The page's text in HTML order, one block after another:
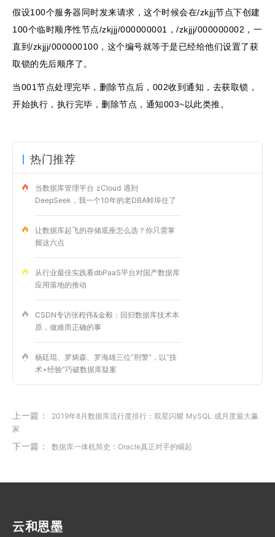
假设100个服务器同时发来请求，这个时候会在/zkjjj节点下创建
100个临时顺序性节点/zkjjj/000000001，/zkjjj/000000002，一
直到/zkjjj/000000100，这个编号就等于是已经给他们设置了获
取锁的先后顺序了。
当001节点处理完毕，删除节点后，002收到通知，去获取锁，
开始执行，执行完毕，删除节点，通知003~以此类推。
热门推荐
当数据库管理平台 zCloud 遇到
DeepSeek，我一个10年的老DBA蚌埠住了
让数据库起飞的存储底座怎么选？你只需掌
握这六点
从行业最佳实践看dbPaaS平台对国产数据库
应用落地的推动
CSDN专访张程伟&金毅：回归数据库技术本
原，做难而正确的事
杨廷琨、罗炳森、罗海雄三位“刑警”，以“技
术+经验”巧破数据库疑案
上一篇：
2019年8月数据库流行度排行：双星闪耀 MySQL 成月度最大赢
家
下一篇： 数据库一体机简史：Oracle真正对手的崛起
云和恩墨